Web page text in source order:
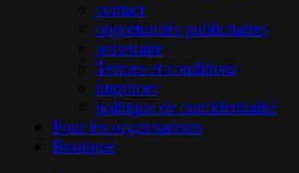
contact
opportunités publicitaires
partenaire
Termes et conditions
imprimer
politique de confidentialité
Pour les organisateurs
Boutique